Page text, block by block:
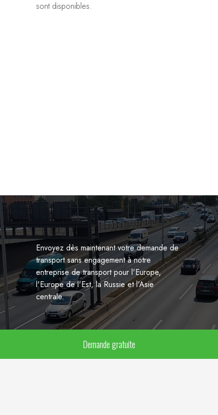
sont disponibles.
Envoyez dès maintenant votre demande de
transport sans engagement à notre
entreprise de transport pour l'Europe,
l'Europe de l'Est, la Russie et l'Asie
centrale.
Demande gratuite